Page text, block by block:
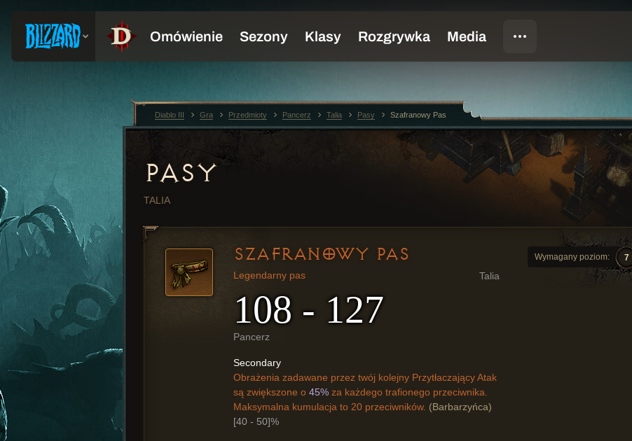
PASY
TALIA
Wymagany poziom: 7
SZAFRANOWY PAS
Talia
Legendarny pas
108 - 127
Pancerz
Secondary
Obrażenia zadawane przez twój kolejny Przytłaczający Atak
są zwiększone o 45% za każdego trafionego przeciwnika.
Maksymalna kumulacja to 20 przeciwników. (Barbarzyńca)
[40 - 50]%
Diablo III Gra Przedmioty Pancerz Talia Pasy Szafranowy Pas